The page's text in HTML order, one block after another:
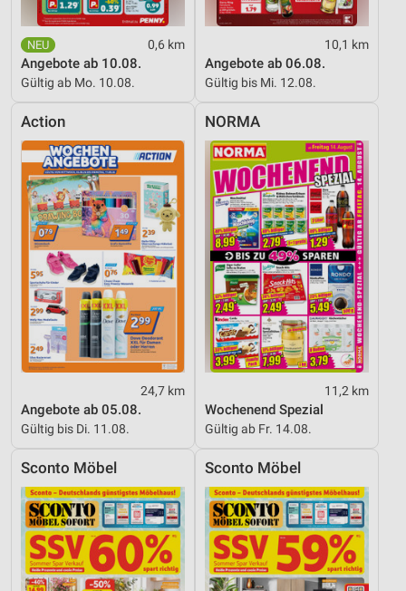
0,6 km
Angebote ab 10.08.
Gültig ab Mo. 10.08.
10,1 km
Angebote ab 06.08.
Gültig bis Mi. 12.08.
Action
24,7 km
Angebote ab 05.08.
Gültig bis Di. 11.08.
NORMA
11,2 km
Wochenend Spezial
Gültig ab Fr. 14.08.
Sconto Möbel Sconto Möbel